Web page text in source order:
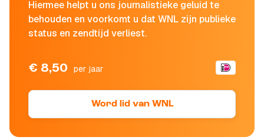
Hiermee helpt u ons journalistieke geluid te
behouden en voorkomt u dat WNL zijn publieke
status en zendtijd verliest.
€ 8,50 per jaar
Word lid van WNL